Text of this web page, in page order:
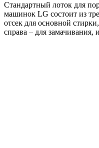
Стандартный лоток для
машинок LG состоит из
отсек для основной
справа – для замачивания,